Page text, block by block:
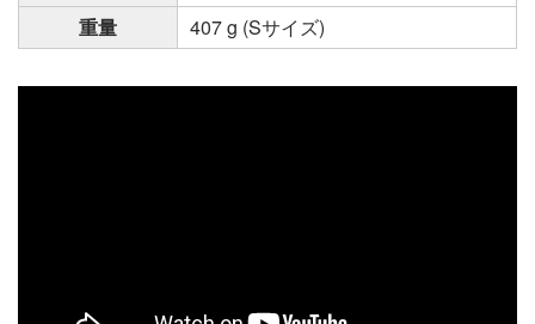
重量
407 g (Sサイズ)